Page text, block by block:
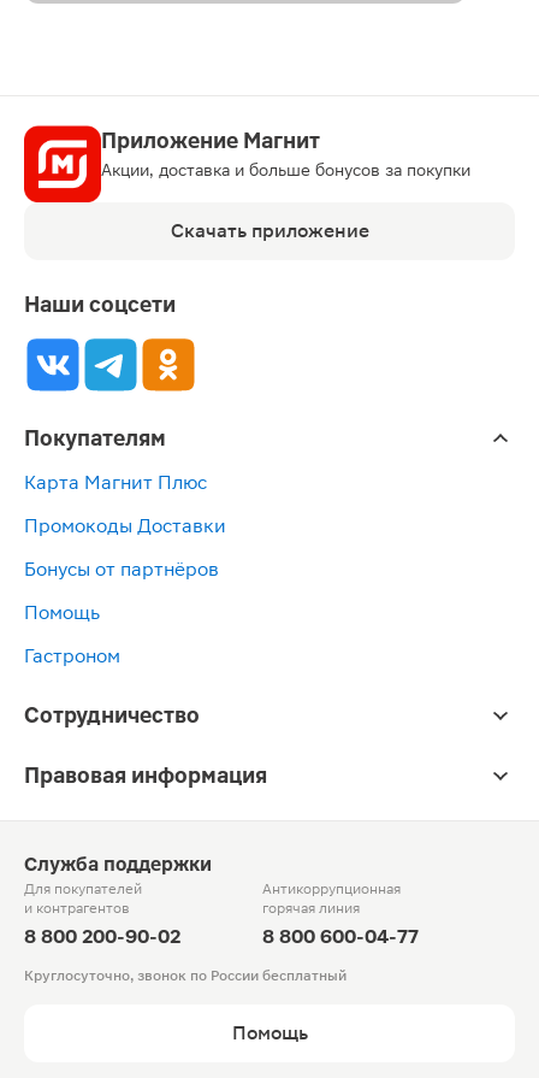
Приложение Магнит
Акции, доставка и больше бонусов за покупки
Скачать приложение
Наши соцсети
Покупателям
Карта Магнит Плюс
Промокоды Доставки
Бонусы от партнёров
Помощь
Гастроном
Сотрудничество
Правовая информация
Служба поддержки
Для покупателей
и контрагентов
8 800 200-90-02
Антикоррупционная
горячая линия
8 800 600-04-77
Круглосуточно, звонок по России бесплатный
Помощь